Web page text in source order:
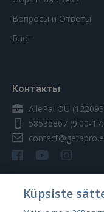
Вопросы и Ответы
Блог
Контакты
AllePal OÜ
58536867 (9:00-
Страны
Küpsiste